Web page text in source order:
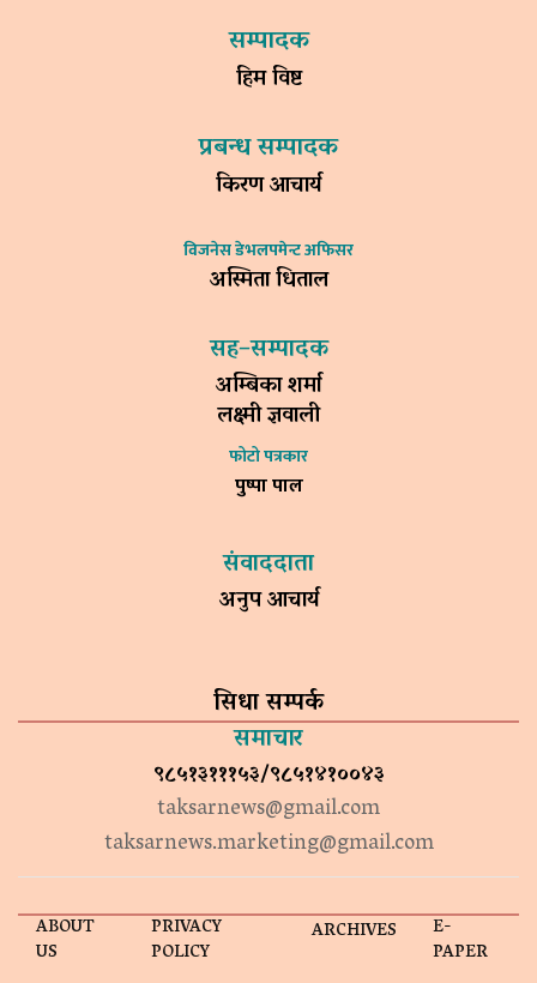
सम्पादक
हिम विष्ट
प्रबन्ध सम्पादक
किरण आचार्य
विजनेस डेभलपमेन्ट अफिसर
अस्मिता धिताल
सह–सम्पादक
अम्बिका शर्मा
लक्ष्मी ज्ञवाली
फोटो पत्रकार
पुष्पा पाल
संवाददाता
अनुप आचार्य
सिधा सम्पर्क
समाचार
९८५१३१११५३/९८५१४१००४३
taksarnews@gmail.com
taksarnews.marketing@gmail.com
ABOUT
US
PRIVACY
POLICY
ARCHIVES E-
PAPER